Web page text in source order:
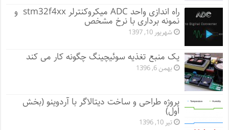
راه اندازی واحد ADC میکروکنترلر stm32f4xx و
نمونه برداری با نرخ مشخص
شهریور 10, 1397
یک منبع تغذیه سوئیچینگ چگونه کار می کند
بهمن 6, 1396
پروژه طراحی و ساخت دیتالاگر با آردوینو (بخش
اول)
تیر 10, 1396